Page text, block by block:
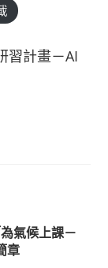
習計畫－AI
氣候上課－
章